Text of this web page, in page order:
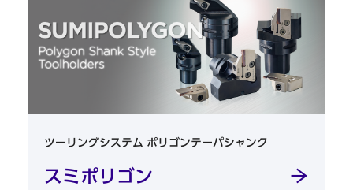
ツーリングシステム ポリゴンテーパシャンク
スミポリゴン